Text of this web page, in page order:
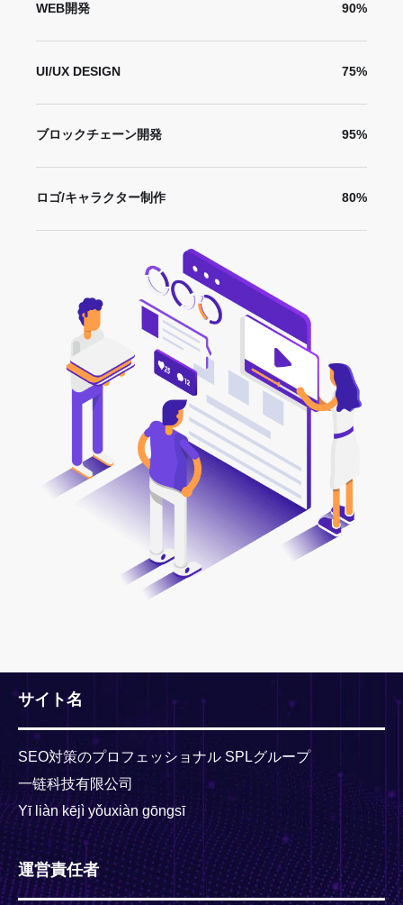
WEB開発 90%
UI/UX DESIGN 75%
ブロックチェーン開発 95%
ロゴ/キャラクター制作 80%
サイト名
SEO対策のプロフェッショナル SPLグループ
一链科技有限公司
Yī liàn kējì yǒuxiàn gōngsī
運営責任者